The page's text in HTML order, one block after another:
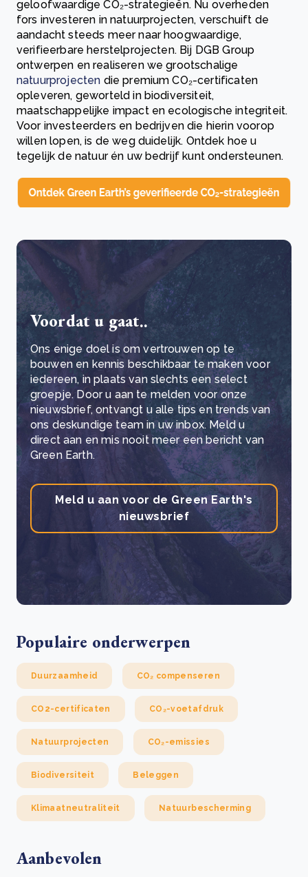
geloofwaardige CO₂-strategieën. Nu overheden
fors investeren in natuurprojecten, verschuift de
aandacht steeds meer naar hoogwaardige,
verifieerbare herstelprojecten. Bij DGB Group
ontwerpen en realiseren we grootschalige
natuurprojecten die premium CO₂-certificaten
opleveren, geworteld in biodiversiteit,
maatschappelijke impact en ecologische integriteit.
Voor investeerders en bedrijven die hierin voorop
willen lopen, is de weg duidelijk. Ontdek hoe u
tegelijk de natuur én uw bedrijf kunt ondersteunen.
Voordat u gaat..
Ons enige doel is om vertrouwen op te
bouwen en kennis beschikbaar te maken voor
iedereen, in plaats van slechts een select
groepje. Door u aan te melden voor onze
nieuwsbrief, ontvangt u alle tips en trends van
ons deskundige team in uw inbox. Meld u
direct aan en mis nooit meer een bericht van
Green Earth.
Meld u aan voor de Green Earth's
nieuwsbrief
Populaire onderwerpen
Duurzaamheid CO₂ compenseren
CO2-certificaten CO₂-voetafdruk
Natuurprojecten CO₂-emissies
Biodiversiteit Beleggen
Klimaatneutraliteit Natuurbescherming
Aanbevolen